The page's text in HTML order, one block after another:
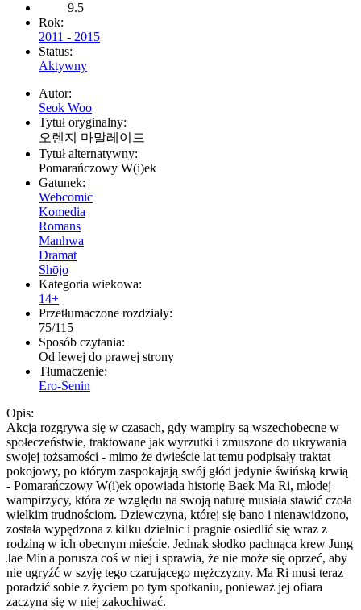
9.5
Rok:
2011 - 2015
Status:
Aktywny
Autor:
Seok Woo
Tytuł oryginalny:
오렌지 마말레이드
Tytuł alternatywny:
Pomarańczowy W(i)ek
Gatunek:
Webcomic
Komedia
Romans
Manhwa
Dramat
Shōjo
Kategoria wiekowa:
14+
Przetłumaczone rozdziały:
75/115
Sposób czytania:
Od lewej do prawej strony
Tłumaczenie:
Ero-Senin
Opis:
Akcja rozgrywa się w czasach, gdy wampiry są wszechobecne w
społeczeństwie, traktowane jak wyrzutki i zmuszone do ukrywania
swojej tożsamości - mimo że dwieście lat temu podpisały traktat
pokojowy, po którym zaspokajają swój głód jedynie świńską krwią
- Pomarańczowy W(i)ek opowiada historię Baek Ma Ri, młodej
wampirzycy, która ze względu na swoją naturę musiała stawić czoła
wielkim trudnościom. Dziewczyna, której się bano i nienawidzono,
została wypędzona z kilku dzielnic i pragnie osiedlić się wraz z
rodziną w ich obecnym mieście. Jednak słodko pachnąca krew Jung
Jae Min'a porusza coś w niej i sprawia, że nie może się oprzeć, aby
nie ugryźć w szyję tego czarującego mężczyzny. Ma Ri musi teraz
poradzić sobie z życiem po tym spotkaniu, ponieważ jej ofiara
zaczyna się w niej zakochiwać.